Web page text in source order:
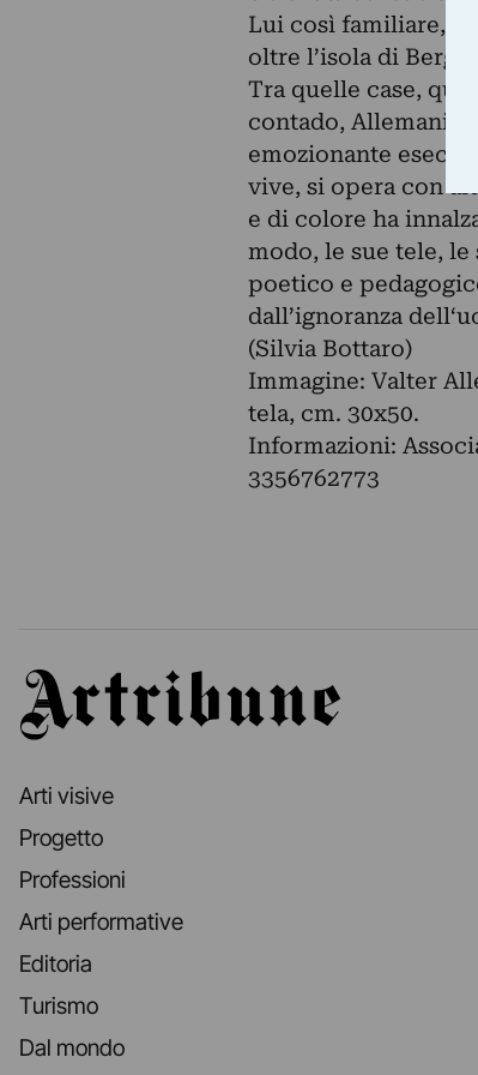
Lui così familiare,
oltre l’isola di
Tra quelle case,
contado, Allemani,
emozionante
vive, si opera con
e di colore ha
modo, le sue tele,
poetico e
dall’ignoranza
(Silvia Bottaro)
Immagine: Valter
tela, cm. 30x50.
Informazioni:
3356762773
Artribune
Arti visive
Progetto
Professioni
Arti performative
Editoria
Turismo
Dal mondo